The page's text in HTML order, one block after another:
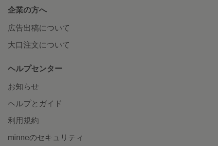
企業の方へ
広告出稿について
大口注文について
ヘルプセンター
お知らせ
ヘルプとガイド
利用規約
minneのセキュリティ